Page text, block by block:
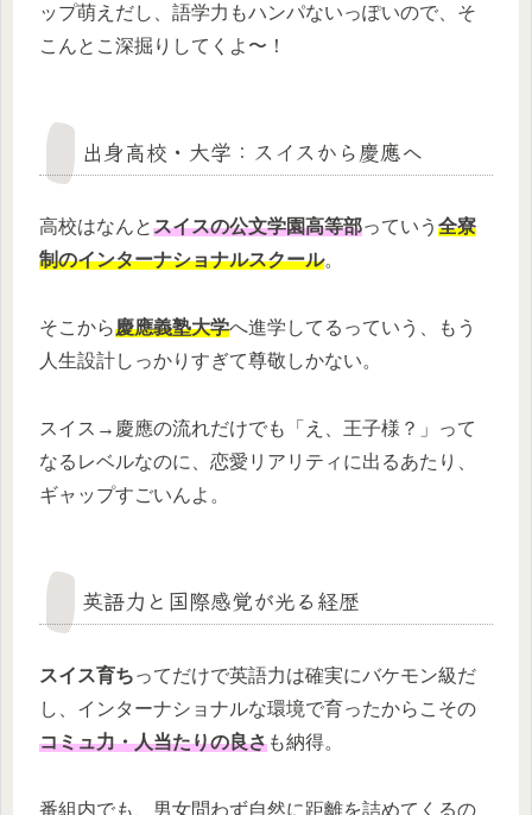
ップ萌えだし、語学力もハンパないっぽいので、そ
こんとこ深掘りしてくよ〜！
出身高校・大学：スイスから慶應へ
高校はなんとスイスの公文学園高等部っていう 全寮
制のインターナショナルスクール。
そこから慶應義塾大学へ進学してるっていう、もう
人生設計しっかりすぎて尊敬しかない。
スイス→慶應の流れだけでも「え、王子様？」って
なるレベルなのに、恋愛リアリティに出るあたり、
ギャップすごいんよ。
英語力と国際感覚が光る経歴
スイス育ちってだけで英語力は確実にバケモン級だ
し、インターナショナルな環境で育ったからこその
コミュ力・人当たりの良さも納得。
番組内でも、男女問わず自然に距離を詰めてくるの